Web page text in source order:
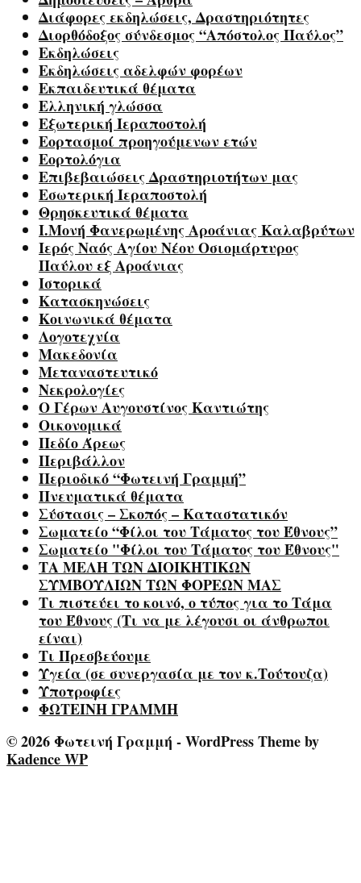
Διάφορες εκδηλώσεις, Δραστηριότητες
Διορθόδοξος σύνδεσμος “Απόστολος Παύλος”
Εκδηλώσεις
Εκδηλώσεις αδελφών φορέων
Εκπαιδευτικά θέματα
Ελληνική γλώσσα
Εξωτερική Ιεραποστολή
Εορτασμοί προηγούμενων ετών
Εορτολόγια
Επιβεβαιώσεις Δραστηριοτήτων μας
Εσωτερική Ιεραποστολή
Θρησκευτικά θέματα
Ι.Μονή Φανερωμένης Αροάνιας Καλαβρύτων
Ιερός Ναός Αγίου Νέου Οσιομάρτυρος
Παύλου εξ Αροάνιας
Ιστορικά
Κατασκηνώσεις
Κοινωνικά θέματα
Λογοτεχνία
Μακεδονία
Μεταναστευτικό
Νεκρολογίες
Ο Γέρων Αυγουστίνος Καντιώτης
Οικονομικά
Πεδίο Άρεως
Περιβάλλον
Περιοδικό “Φωτεινή Γραμμή”
Πνευματικά θέματα
Σύστασις – Σκοπός – Καταστατικόν
Σωματείο “Φίλοι του Τάματος του Έθνους”
Σωματείο "Φίλοι του Τάματος του Έθνους"
ΤΑ ΜΕΛΗ ΤΩΝ ΔΙΟΙΚΗΤΙΚΩΝ
ΣΥΜΒΟΥΛΙΩΝ ΤΩΝ ΦΟΡΕΩΝ ΜΑΣ
Τι πιστεύει το κοινό, ο τύπος για το Τάμα
του Έθνους (Τι να με λέγουσι οι άνθρωποι
είναι)
Τι Πρεσβεύουμε
Υγεία (σε συνεργασία με τον κ.Τούτουζα)
Υποτροφίες
ΦΩΤΕΙΝΗ ΓΡΑΜΜΗ
© 2026 Φωτεινή Γραμμή - WordPress Theme by
Kadence WP